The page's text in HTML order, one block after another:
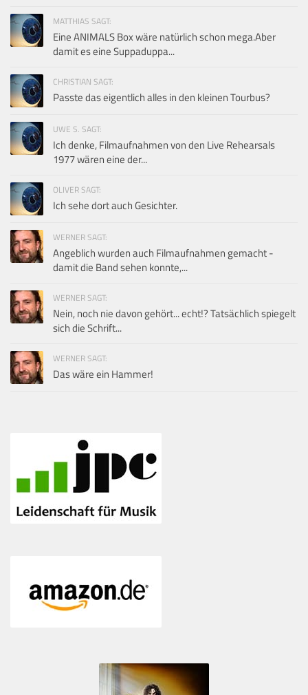
MATTHIAS SAGT:
Eine ANIMALS Box wäre natürlich schon mega.Aber
damit es eine Suppaduppa...
CHRISTIAN SAGT:
Passte das eigentlich alles in den kleinen Tourbus?
UWE S. SAGT:
Ich denke, Filmaufnahmen von den Live Rehearsals
1977 wären eine der...
OLIVER SAGT:
Ich sehe dort auch Gesichter.
WERNER SAGT:
Angeblich wurden auch Filmaufnahmen gemacht -
damit die Band sehen konnte,...
WERNER SAGT:
Nein, noch nie davon gehört... echt!? Tatsächlich spiegelt
sich die Schrift...
WERNER SAGT:
Das wäre ein Hammer!